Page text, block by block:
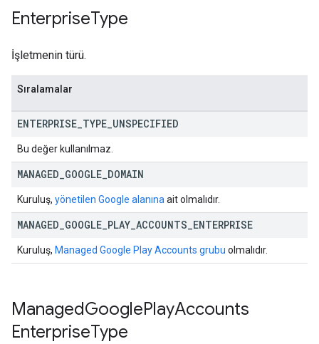
EnterpriseType
İşletmenin türü.
Sıralamalar
ENTERPRISE TYPE UNSPECIFIED
Bu değer kullanılmaz.
MANAGED GOOGLE DOMAIN
Kuruluş, yönetilen Google alanına ait olmalıdır.
MANAGED GOOGLE PLAY ACCOUNTS ENTERPRISE
Kuruluş, Managed Google Play Accounts grubu olmalıdır.
ManagedGooglePlayAccounts
EnterpriseType